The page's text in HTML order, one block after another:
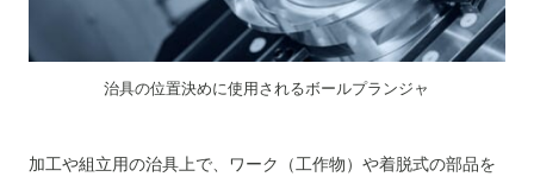
治具の位置決めに使用されるボールプランジャ
加工や組立用の治具上で、ワーク（工作物）や着脱式の部品を